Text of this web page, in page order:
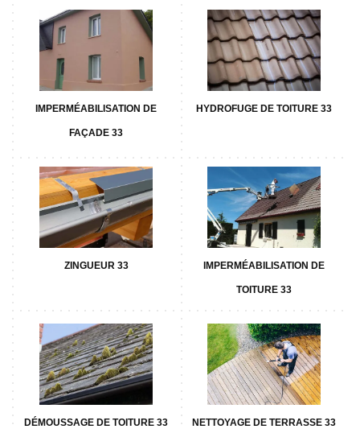
IMPERMÉABILISATION DE
FAÇADE 33
HYDROFUGE DE TOITURE 33
ZINGUEUR 33 IMPERMÉABILISATION DE
TOITURE 33
DÉMOUSSAGE DE TOITURE 33 NETTOYAGE DE TERRASSE 33